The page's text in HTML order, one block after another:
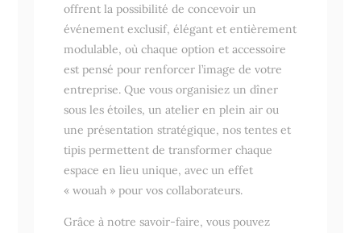
offrent la possibilité de concevoir un
événement exclusif, élégant et entièrement
modulable, où chaque option et accessoire
est pensé pour renforcer l’image de votre
entreprise. Que vous organisiez un dîner
sous les étoiles, un atelier en plein air ou
une présentation stratégique, nos tentes et
tipis permettent de transformer chaque
espace en lieu unique, avec un effet
« wouah » pour vos collaborateurs.
Grâce à notre savoir-faire, vous pouvez